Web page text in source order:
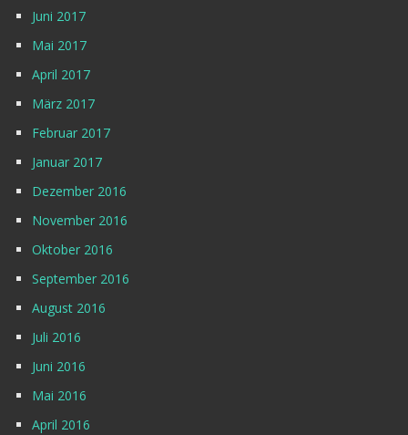
Juni 2017
Mai 2017
April 2017
März 2017
Februar 2017
Januar 2017
Dezember 2016
November 2016
Oktober 2016
September 2016
August 2016
Juli 2016
Juni 2016
Mai 2016
April 2016